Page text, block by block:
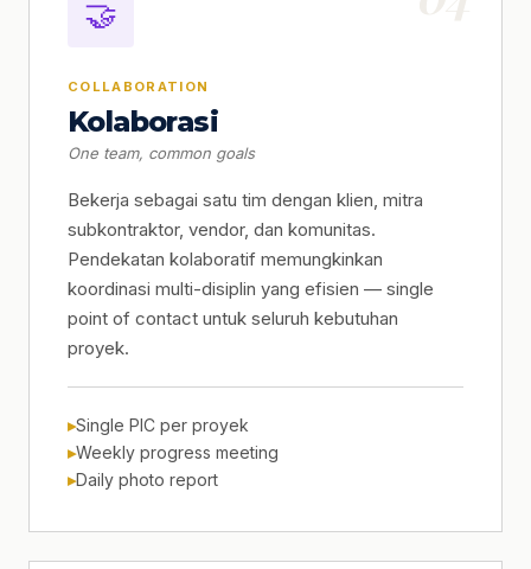
🤝
COLLABORATION
Kolaborasi
One team, common goals
Bekerja sebagai satu tim dengan klien, mitra
subkontraktor, vendor, dan komunitas.
Pendekatan kolaboratif memungkinkan
koordinasi multi-disiplin yang efisien — single
point of contact untuk seluruh kebutuhan
proyek.
Single PIC per proyek
Weekly progress meeting
Daily photo report